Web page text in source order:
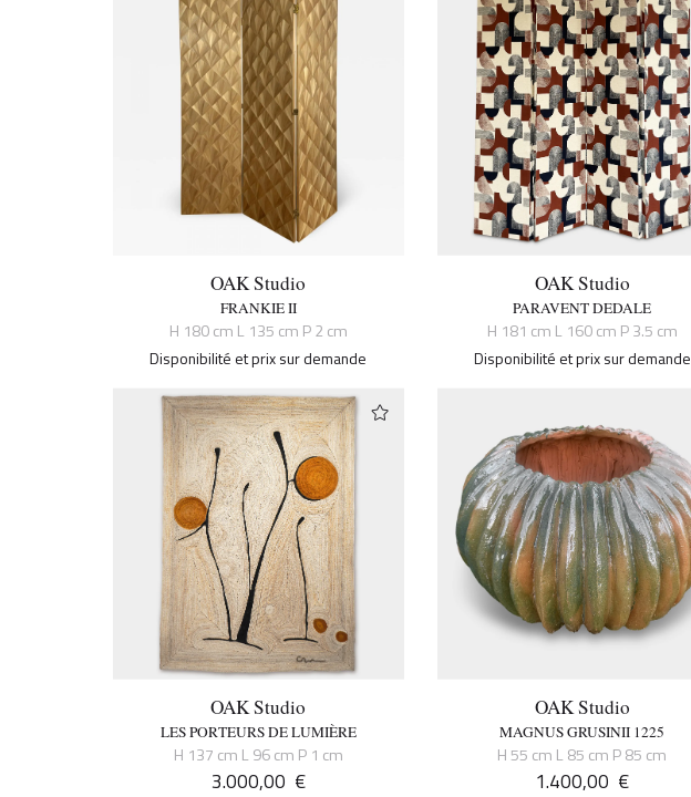
OAK Studio
FRANKIE II
H 180 cm L 135 cm P 2 cm
Disponibilité et prix sur demande
OAK Studio
PARAVENT DEDALE
H 181 cm L 160 cm P 3.5 cm
Disponibilité et prix sur demande
OAK Studio
LES PORTEURS DE LUMIÈRE
H 137 cm L 96 cm P 1 cm
3.000,00 €
OAK Studio
MAGNUS GRUSINII 1225
H 55 cm L 85 cm P 85 cm
1.400,00 €